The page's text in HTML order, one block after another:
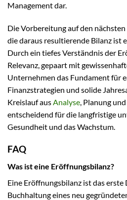
Management dar.
Die Vorbereitung auf den
die daraus resultierende Bilanz ist
Durch ein tiefes Verständnis der
Relevanz, gepaart mit
Unternehmen das Fundament für
Finanzstrategien und solide
Kreislauf ausAnalyse, Planung und
entscheidend für die langfristige
Gesundheit und das Wachstum.
FAQ
Was ist eine Eröffnungsbilanz?
Eine Eröffnungsbilanz ist das
Buchhaltung eines neu